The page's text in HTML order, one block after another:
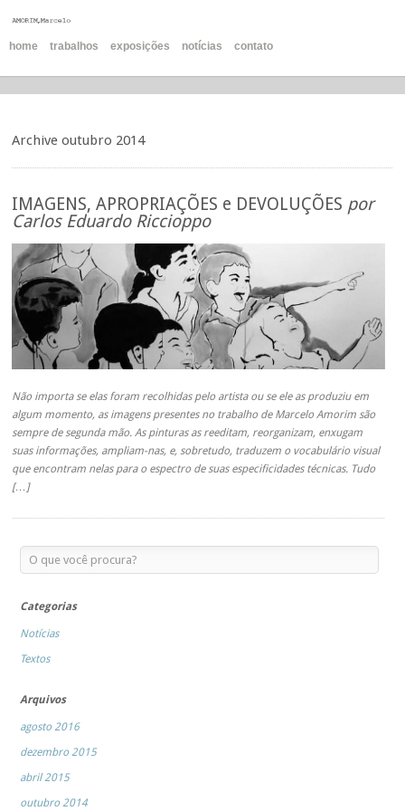
home trabalhos exposições notícias contato
Archive outubro 2014
IMAGENS, APROPRIAÇÕES e DEVOLUÇÕES por
Carlos Eduardo Riccioppo
Não importa se elas foram recolhidas pelo artista ou se ele as produziu em
algum momento, as imagens presentes no trabalho de Marcelo Amorim são
sempre de segunda mão. As pinturas as reeditam, reorganizam, enxugam
suas informações, ampliam-nas, e, sobretudo, traduzem o vocabulário visual
que encontram nelas para o espectro de suas especificidades técnicas. Tudo
[…]
Categorias
Notícias
Textos
Arquivos
agosto 2016
dezembro 2015
abril 2015
outubro 2014